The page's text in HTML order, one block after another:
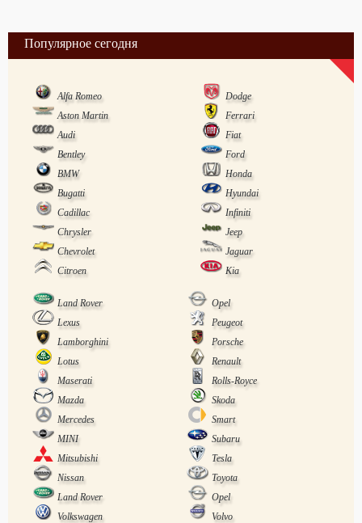
Популярное сегодня
Alfa Romeo
Dodge
Aston Martin
Ferrari
Audi
Fiat
Bentley
Ford
BMW
Honda
Bugatti
Hyundai
Cadillac
Infiniti
Chrysler
Jeep
Chevrolet
Jaguar
Citroen
Kia
Land Rover
Opel
Lexus
Peugeot
Lamborghini
Porsche
Lotus
Renault
Maserati
Rolls-Royce
Mazda
Skoda
Mercedes
Smart
MINI
Subaru
Mitsubishi
Tesla
Nissan
Toyota
Land Rover
Opel
Volkswagen
Volvo